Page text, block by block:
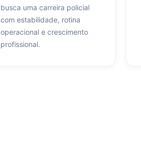
busca uma carreira policial
com estabilidade, rotina
operacional e crescimento
profissional.